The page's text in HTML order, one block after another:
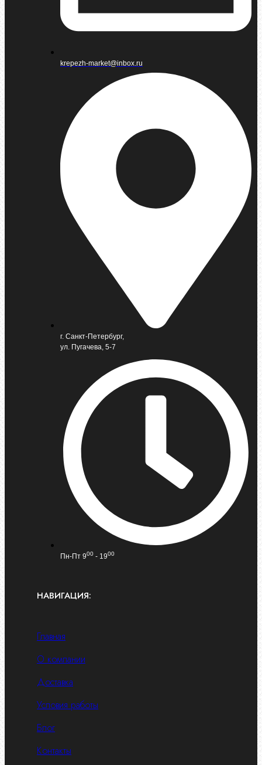
krepezh-market@inbox.ru
г. Санкт-Петербург,
ул. Пугачева, 5-7
Пн-Пт 900 - 1900
НАВИГАЦИЯ:
Главная
О компании
Доставка
Условия работы
Блог
Контакты